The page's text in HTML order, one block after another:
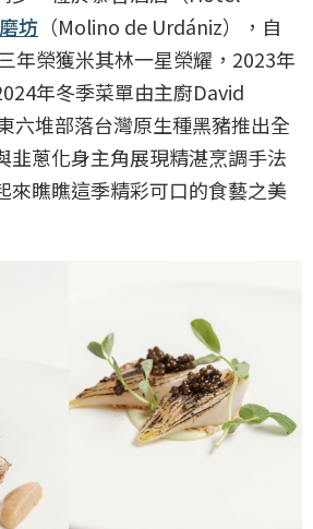
坊 （Molino de Urdániz），自
年榮獲米其林一星榮耀，2023年
年冬季菜單由主廚David
六堆部落台灣原生種黑豬推出全
韭蔥化身主角展現精湛烹調手法
來瞧瞧這季精彩可口的食藝之美